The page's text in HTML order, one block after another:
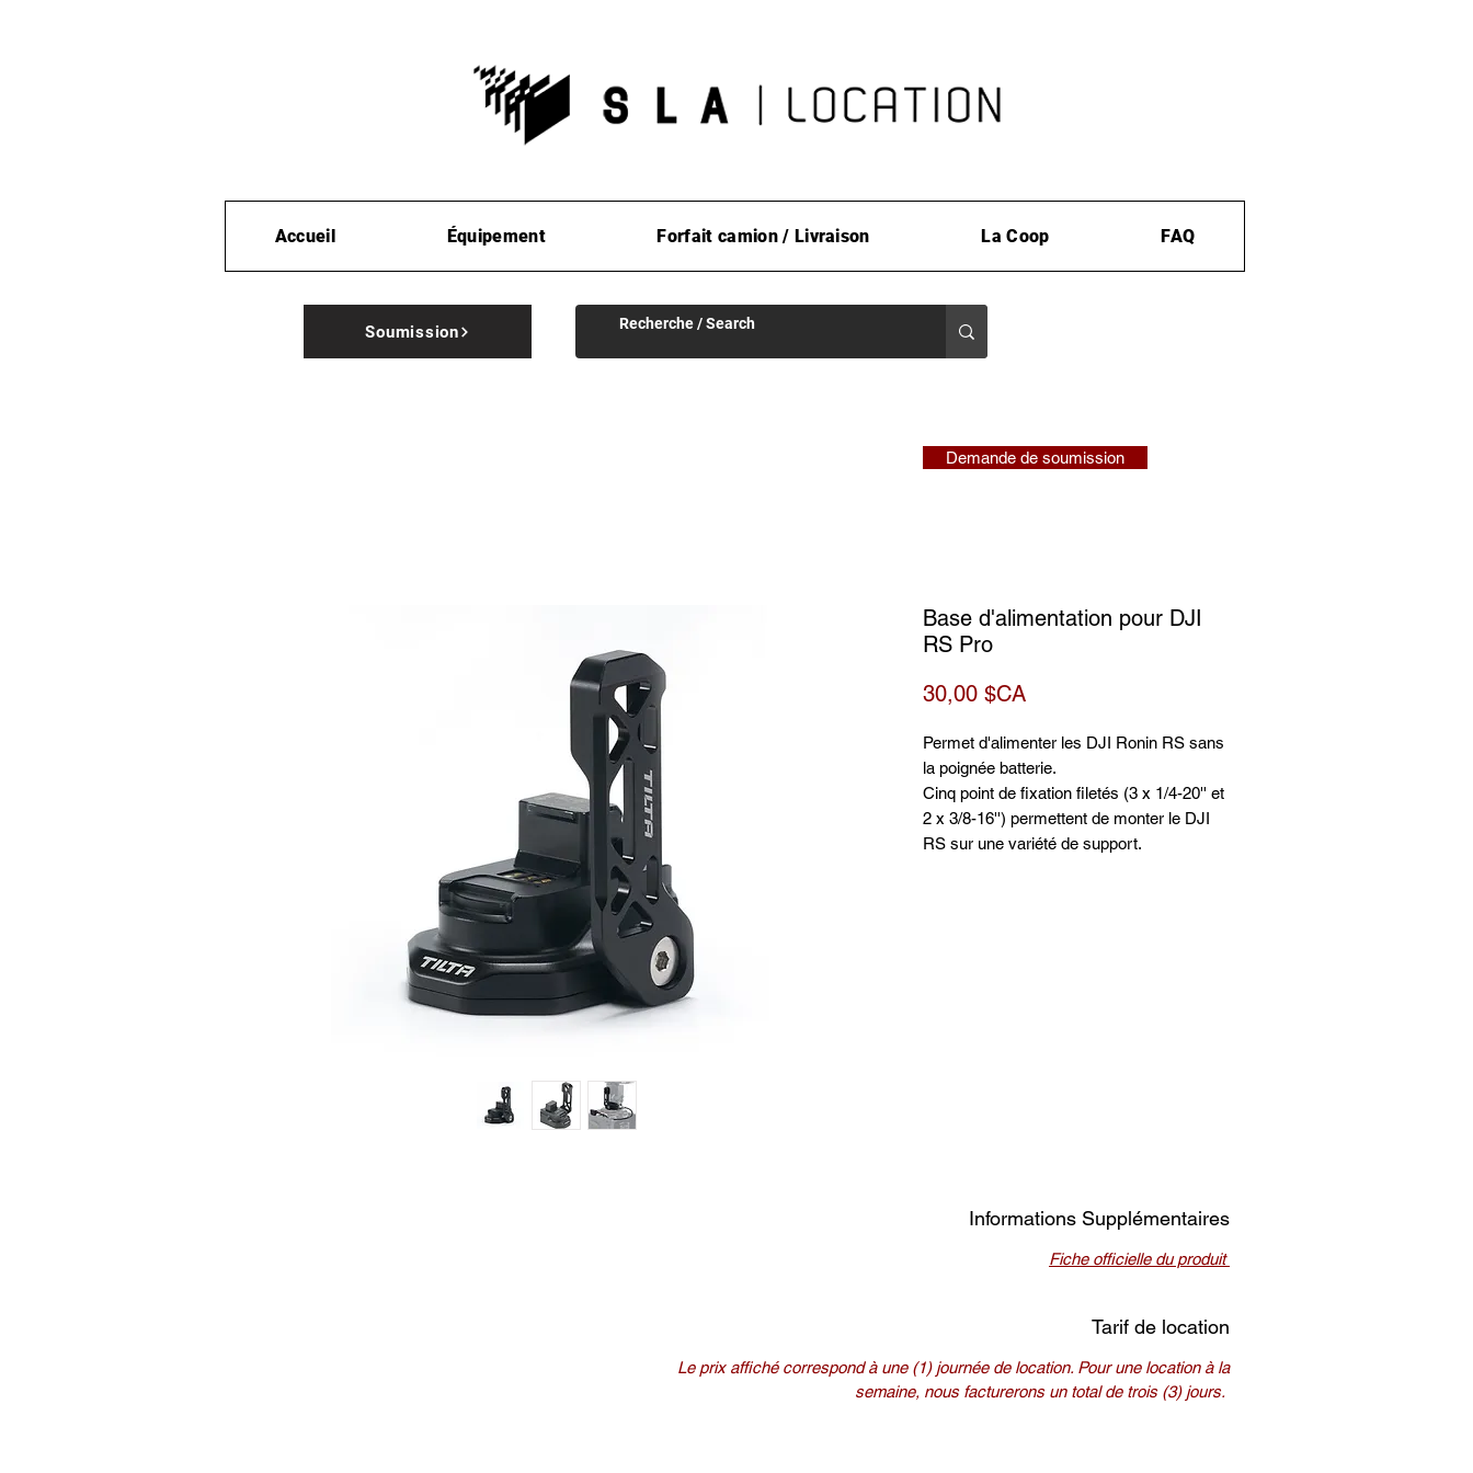
Accueil Équipement Forfait camion / Livraison La Coop FAQ
Soumission
Base d'alimentation pour DJI
RS Pro
30,00 $CAPrix
Permet d'alimenter les DJI Ronin RS sans
la poignée batterie.
Cinq point de fixation filetés (3 x 1/4-20'' et
2 x 3/8-16'') permettent de monter le DJI
RS sur une variété de support.
Informations Supplémentaires
Fiche officielle du produit
Tarif de location
Le prix affiché correspond à une (1) journée de location. Pour une location à la
semaine, nous facturerons un total de trois (3) jours.
Demande de soumission